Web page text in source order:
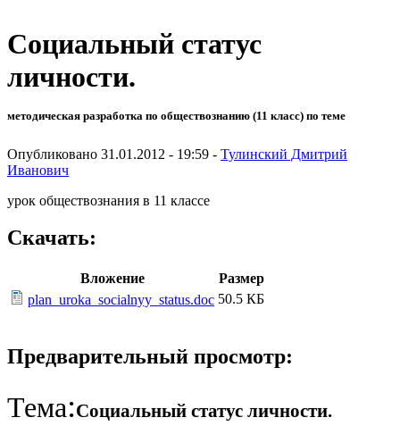
Социальный статус
личности.
методическая разработка по обществознанию (11 класс) по теме
Опубликовано 31.01.2012 - 19:59 - Тулинский Дмитрий
Иванович
урок обществознания в 11 классе
Скачать:
Вложение
Размер
plan_uroka_socialnyy_status.doc 50.5 КБ
Предварительный просмотр:
Тема:Социальный статус личности.